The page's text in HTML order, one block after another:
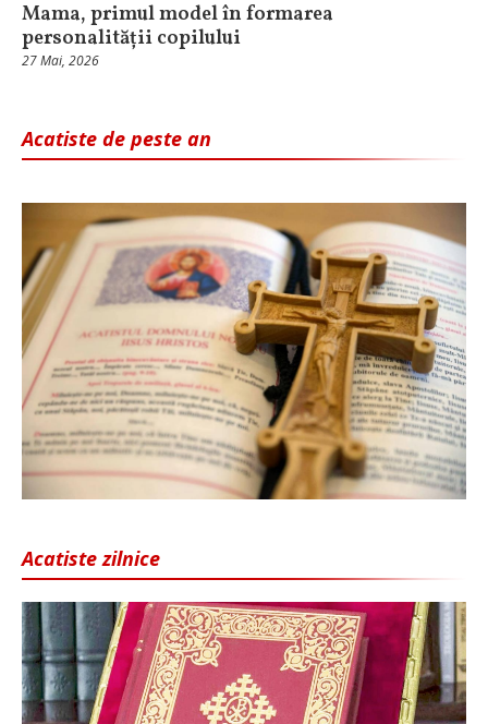
Mama, primul model în formarea
personalității copilului
27 Mai, 2026
Acatiste de peste an
Acatiste zilnice